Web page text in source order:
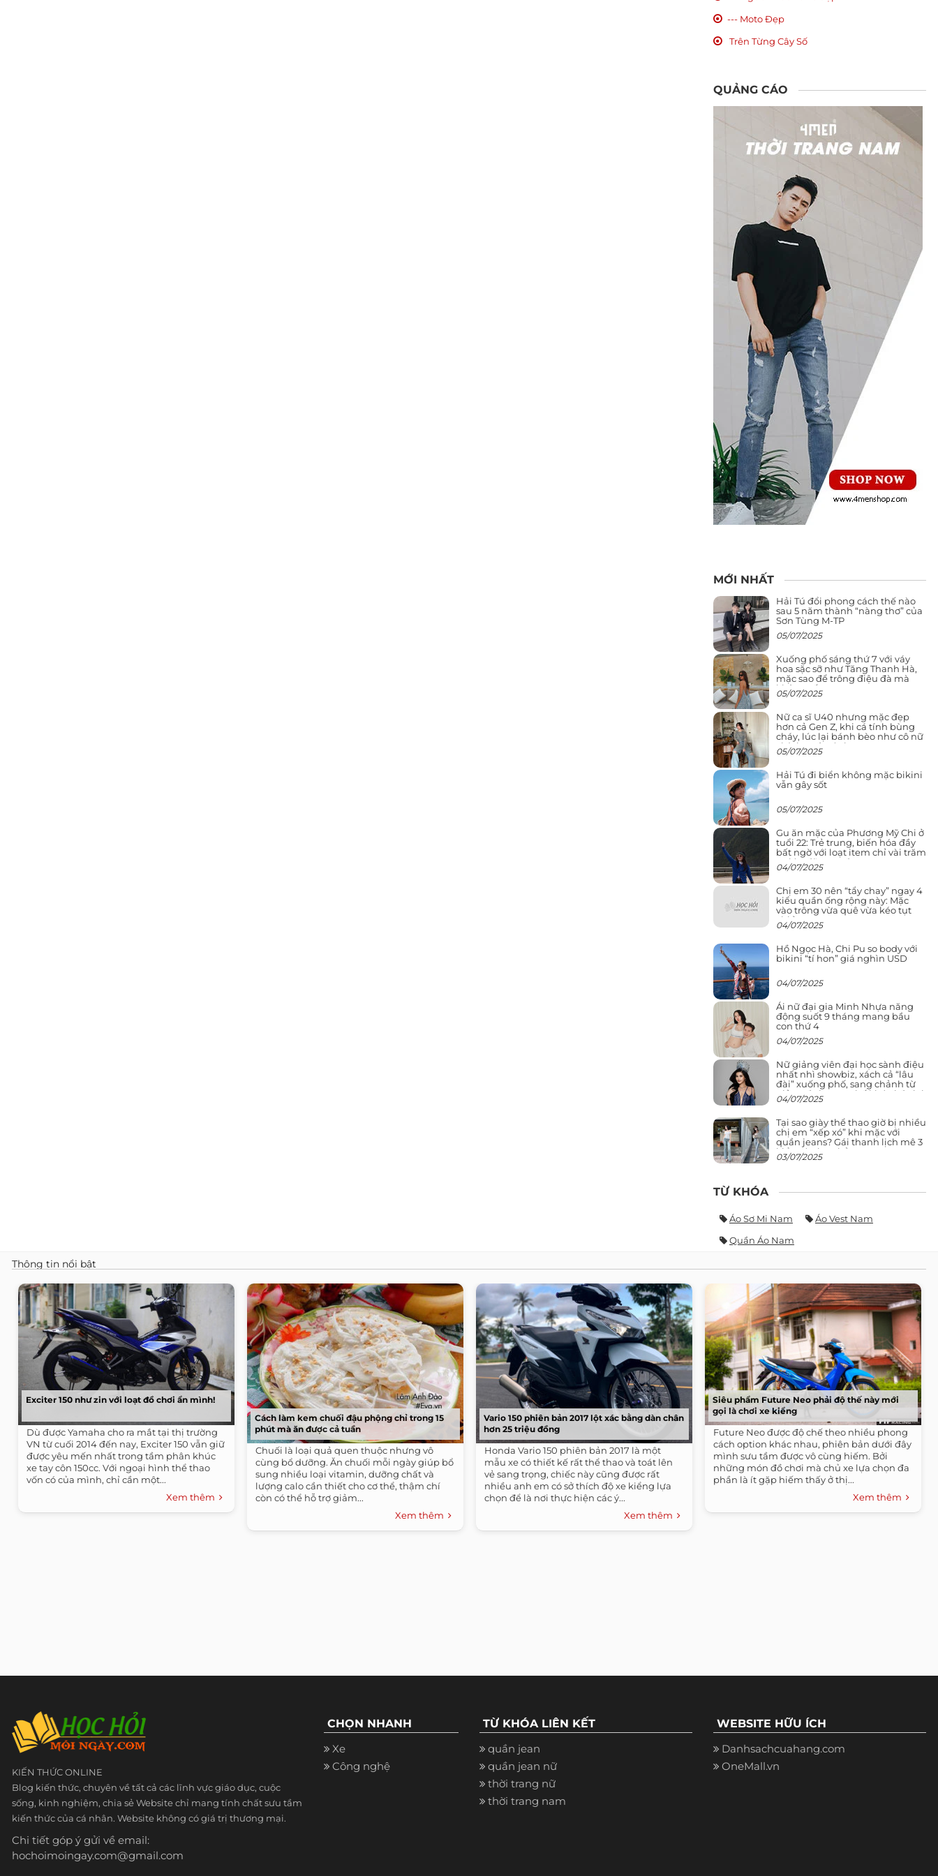
--- Moto Đẹp
Trên Từng Cây Số
QUẢNG CÁO
MỚI NHẤT
Hải Tú đổi phong cách thế nào
sau 5 năm thành “nàng thơ” của
Sơn Tùng M-TP
05/07/2025
Xuống phố sáng thứ 7 với váy
hoa sặc sỡ như Tăng Thanh Hà,
mặc sao để trông điệu đà mà
không sến
05/07/2025
Nữ ca sĩ U40 nhưng mặc đẹp
hơn cả Gen Z, khi cá tính bùng
cháy, lúc lại bánh bèo như cô nữ
chính ngôn tình
05/07/2025
Hải Tú đi biển không mặc bikini
vẫn gây sốt
05/07/2025
Gu ăn mặc của Phương Mỹ Chi ở
tuổi 22: Trẻ trung, biến hóa đầy
bất ngờ với loạt item chỉ vài trăm
nghìn đã mua được
04/07/2025
Chị em 30 nên “tẩy chay” ngay 4
kiểu quần ống rộng này: Mặc
vào trông vừa quê vừa kéo tụt
chiều cao
04/07/2025
Hồ Ngọc Hà, Chi Pu so body với
bikini “tí hon” giá nghìn USD
04/07/2025
Ái nữ đại gia Minh Nhựa năng
động suốt 9 tháng mang bầu
con thứ 4
04/07/2025
Nữ giảng viên đại học sành điệu
nhất nhì showbiz, xách cả “lâu
đài” xuống phố, sang chảnh từ
giảng đường ra phố khó ai đọ lại
04/07/2025
Tại sao giày thể thao giờ bị nhiều
chị em “xếp xó” khi mặc với
quần jeans? Gái thanh lịch mê 3
kiểu này hơn hẳn
03/07/2025
TỪ KHÓA
Áo Sơ Mi Nam
Áo Vest Nam
Quần Áo Nam
Thông tin nổi bật
Exciter 150 như zin với loạt đồ chơi ẩn mình!
Dù được Yamaha cho ra mắt tại thị trường
VN từ cuối 2014 đến nay, Exciter 150 vẫn giữ
được yêu mến nhất trong tầm phân khúc
xe tay côn 150cc. Với ngoại hình thể thao
vốn có của mình, chỉ cần một...
Xem thêm
Cách làm kem chuối đậu phộng chỉ trong 15
phút mà ăn được cả tuần
Chuối là loại quả quen thuộc nhưng vô
cùng bổ dưỡng. Ăn chuối mỗi ngày giúp bổ
sung nhiều loại vitamin, dưỡng chất và
lượng calo cần thiết cho cơ thể, thậm chí
còn có thể hỗ trợ giảm...
Xem thêm
Vario 150 phiên bản 2017 lột xác bằng dàn chân
hơn 25 triệu đồng
Honda Vario 150 phiên bản 2017 là một
mẫu xe có thiết kế rất thể thao và toát lên
vẻ sang trọng, chiếc này cũng được rất
nhiều anh em có sở thích độ xe kiểng lựa
chọn để là nơi thực hiện các ý...
Xem thêm
Siêu phẩm Future Neo phải độ thế này mới
gọi là chơi xe kiểng
Future Neo được độ chế theo nhiều phong
cách option khác nhau, phiên bản dưới đây
mình sưu tầm được vô cùng hiếm. Bởi
những món đồ chơi mà chủ xe lựa chọn đa
phần là ít gặp hiếm thấy ở thị...
Xem thêm
KIẾN THỨC ONLINE
Blog kiến thức, chuyên về tất cả các lĩnh vực giáo dục, cuộc
sống, kinh nghiệm, chia sẻ Website chỉ mang tính chất sưu tầm
kiến thức của cá nhân. Website không có giá trị thương mại.
Chi tiết góp ý gửi về email:
hochoimoingay.com@gmail.com
CHỌN NHANH
Xe
Công nghệ
TỪ KHÓA LIÊN KẾT
quần jean
quần jean nữ
thời trang nữ
thời trang nam
WEBSITE HỮU ÍCH
Danhsachcuahang.com
OneMall.vn